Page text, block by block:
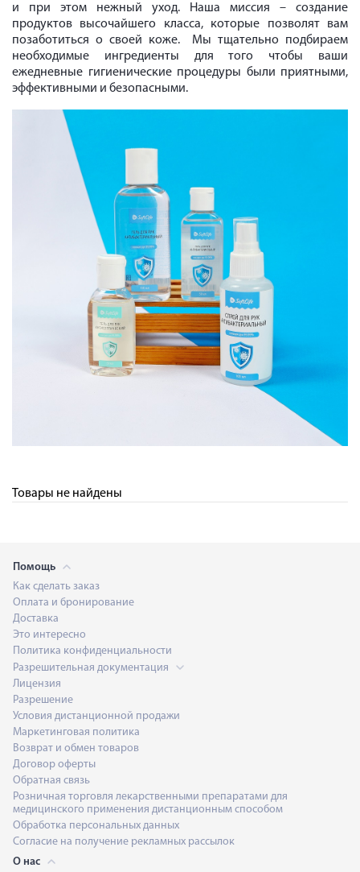
и при этом нежный уход. Наша миссия – создание
продуктов высочайшего класса, которые позволят вам
позаботиться о своей коже. Мы тщательно подбираем
необходимые ингредиенты для того чтобы ваши
ежедневные гигиенические процедуры были приятными,
эффективными и безопасными.
Товары не найдены
Помощь
Как сделать заказ
Оплата и бронирование
Доставка
Это интересно
Политика конфиденциальности
Разрешительная документация
Лицензия
Разрешение
Условия дистанционной продажи
Маркетинговая политика
Возврат и обмен товаров
Договор оферты
Обратная связь
Розничная торговля лекарственными препаратами для
медицинского применения дистанционным способом
Обработка персональных данных
Согласие на получение рекламных рассылок
О нас